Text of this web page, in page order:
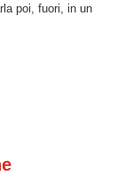
poi, fuori, in un